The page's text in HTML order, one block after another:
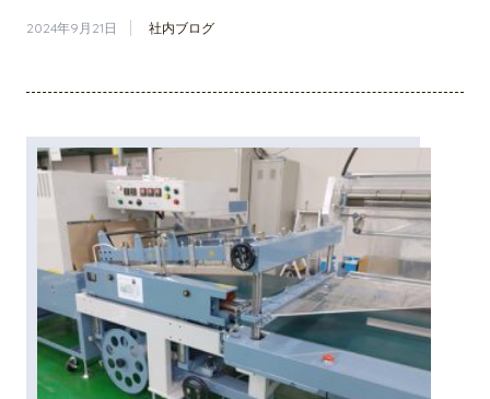
2024年9月21日 社内ブログ